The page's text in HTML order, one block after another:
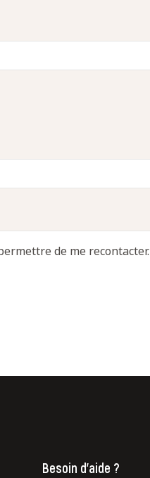
de me recontacter.
Besoin d'aide ?